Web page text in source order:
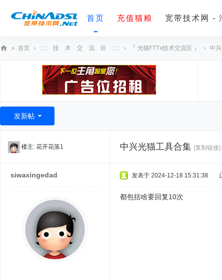
首页 充值猫粮 宽带技术网 -
术
» 首页 › ::::: 技 术 交 流 区 ::::: › 『 光猫FTTx技术交流区 』 › 中
发新帖
楼主: 花开花落1 中兴光猫工具合集 [复制链接]
siwaxingedad 发表于 2024-12-18 15:31:38
都包括啥要回复10次